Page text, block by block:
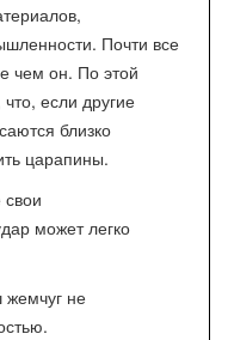
Почти все
чем он. По этой
если другие
близко
царапины.
свои
может легко
не